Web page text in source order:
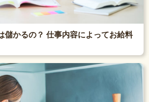
儲かるの？ 仕事内容によってお給料